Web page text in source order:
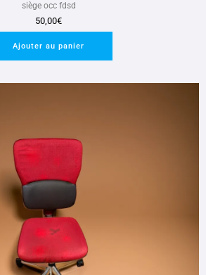
siège occ fdsd
50,00€
Ajouter au panier